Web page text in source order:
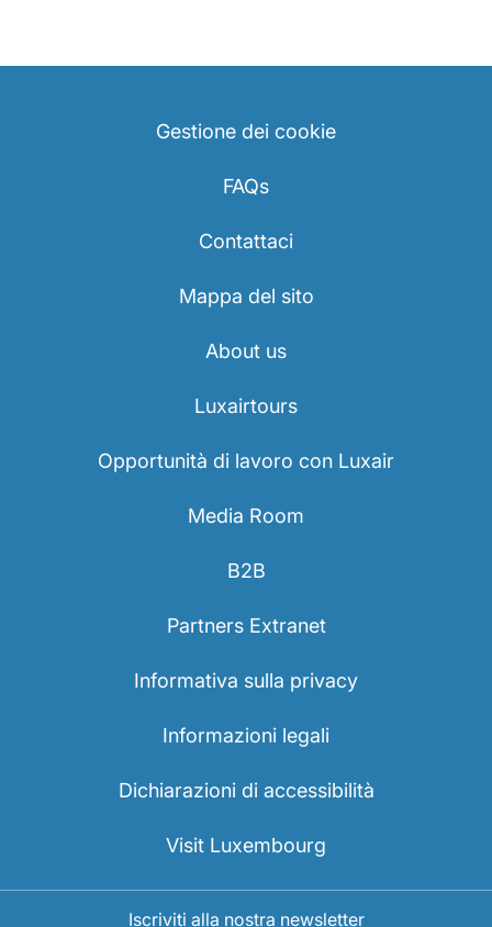
Gestione dei cookie
FAQs
Contattaci
Mappa del sito
About us
Luxairtours
Opportunità di lavoro con Luxair
Media Room
B2B
Partners Extranet
Informativa sulla privacy
Informazioni legali
Dichiarazioni di accessibilità
Visit Luxembourg
Iscriviti alla nostra newsletter